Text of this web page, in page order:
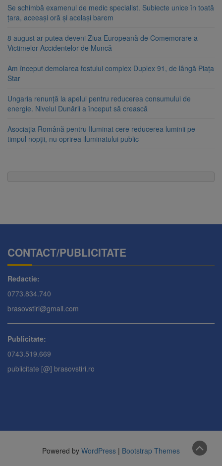
Se schimbă examenul de medic specialist. Subiecte unice în toată
țara, aceeași oră și același barem
8 august ar putea deveni Ziua Europeană de Comemorare a
Victimelor Accidentelor de Muncă
Am început demolarea fostului complex Duplex 91, de lângă Piața
Star
Ungaria renunță la apelul pentru reducerea consumului de
energie. Nivelul Dunării a început să crească
Asociația Română pentru Iluminat cere reducerea luminii pe
timpul nopții, nu oprirea iluminatului public
CONTACT/PUBLICITATE
Redactie:
0773.834.740
brasovstiri@gmail.com
Publicitate:
0743.519.669
publicitate [@] brasovstiri.ro
Powered by WordPress | Bootstrap Themes